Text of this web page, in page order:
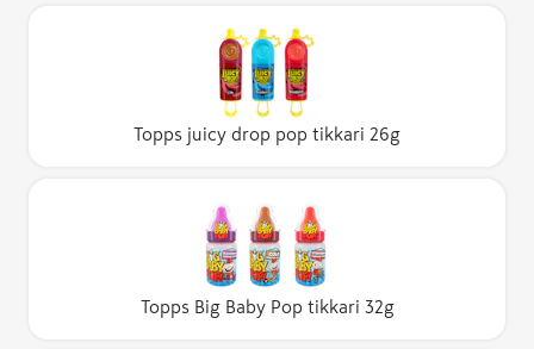
Topps juicy drop pop tikkari 26g
Topps Big Baby Pop tikkari 32g